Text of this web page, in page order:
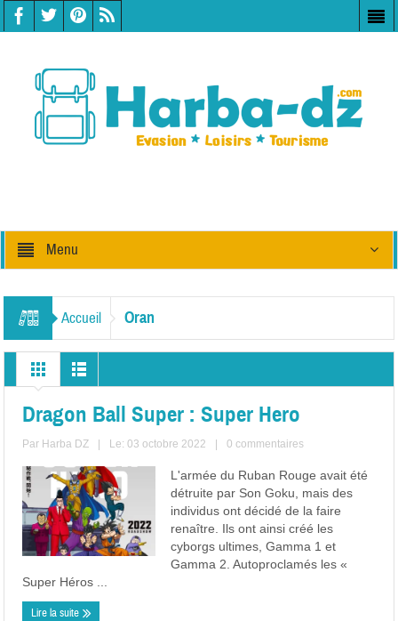
Menu
Accueil Oran
Dragon Ball Super : Super Hero
Par Harba DZ Le: 03 octobre 2022 0 commentaires
L'armée du Ruban Rouge avait été
détruite par Son Goku, mais des
individus ont décidé de la faire
renaître. Ils ont ainsi créé les
cyborgs ultimes, Gamma 1 et
Gamma 2. Autoproclamés les «
Super Héros ...
Lire la suite